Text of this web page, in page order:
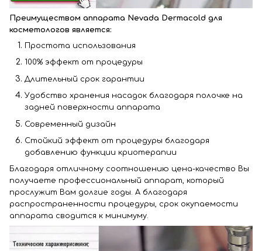
Преимуществом аппарата Nevada Dermacold для
косметологов является:
Простота использования
100% эффект от процедуры
Длительный срок гарантии
Удобство хранения насадок благодаря полочке на
задней поверхности аппарата
Современный дизайн
Стойкий эффект от процедуры благодаря
добавлению функции криотерапии
Благодаря отличному соотношению цена-качество Вы
получаете профессиональный аппарат, который
прослужит Вам долгие годы. А благодаря
распространенности процедуры, срок окупаемости
аппарата сводится к минимуму.